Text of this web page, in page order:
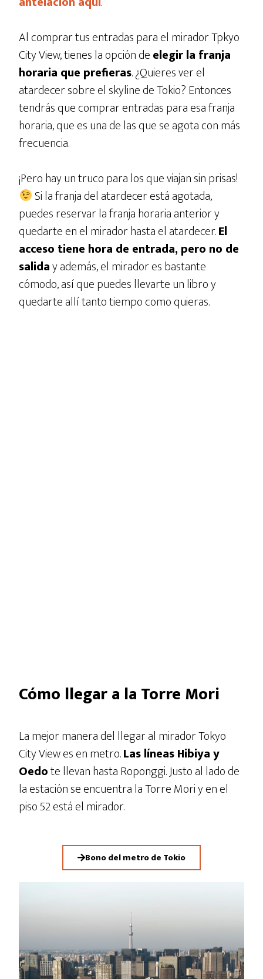
Al comprar tus entradas para el mirador Tpkyo
City View, tienes la opción deelegir la franja
horaria que prefieras. ¿Quieres ver el
atardecer sobre el skyline de Tokio? Entonces
tendrás que comprar entradas para esa franja
horaria, que es una de las que se agota con más
frecuencia.
¡Pero hay un truco para los que viajan sin prisas!
Si la franja del atardecer está agotada,
puedes reservar la franja horaria anterior y
quedarte en el mirador hasta el atardecer.El
acceso tiene hora de entrada, pero no de
saliday además, el mirador es bastante
cómodo, así que puedes llevarte un libro y
quedarte allí tanto tiempo como quieras.
Cómo llegar a la Torre Mori
La mejor manera del llegar al mirador Tokyo
City View es en metro.Las líneas Hibiya y
Oedote llevan hasta Roponggi. Justo al lado de
la estación se encuentra la Torre Mori y en el
piso 52 está el mirador.
Bono del metro de Tokio